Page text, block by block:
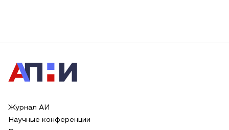
Журнал АИ
Научные конференции